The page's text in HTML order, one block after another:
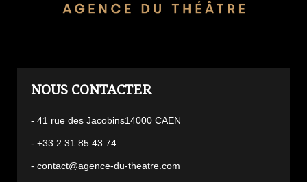
L'AGENCE
- 41 rue des Jacobins14000 CAEN
- +33 2 31 85 43 74
- contact@agence-du-theatre.com